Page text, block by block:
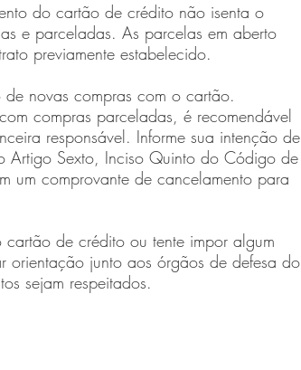
do cartão de crédito não isenta o
e parceladas. As parcelas em aberto
previamente estabelecido.
novas compras com o cartão.
compras parceladas, é recomendável
responsável. Informe sua intenção de
Artigo Sexto, Inciso Quinto do Código de
um comprovante de cancelamento para
de crédito ou tente impor algum
orientação junto aos órgãos de defesa do
sejam respeitados.